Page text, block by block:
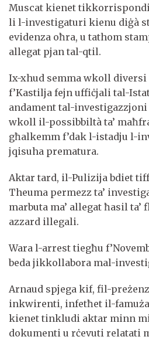
Muscat kienet
li l-investigaturi kienu diġà
evidenza oħra, u tathom
allegat pjan tal-qtil.
Ix-xhud semma wkoll
f’Kastilja fejn uffiċjali tal-
andament tal-
wkoll il-possibbiltà ta’
għalkemm f’dak l-istadju l-
jqisuha prematura.
Aktar tard, il-Pulizija bdiet
Theuma permezz ta’
marbuta ma’ allegat ħasil ta’
azzard illegali.
Wara l-arrest tiegħu
beda jikkollabora mal-
Arnaud spjega kif, fil-
inkwirenti, infetħet il-
kienet tinkludi aktar minn
dokumenti u rċevuti relatati